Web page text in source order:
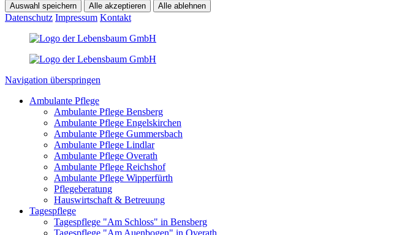
Auswahl speichern Alle akzeptieren Alle ablehnen
Datenschutz Impressum Kontakt
Navigation überspringen
Ambulante Pflege
Ambulante Pflege Bensberg
Ambulante Pflege Engelskirchen
Ambulante Pflege Gummersbach
Ambulante Pflege Lindlar
Ambulante Pflege Overath
Ambulante Pflege Reichshof
Ambulante Pflege Wipperfürth
Pflegeberatung
Hauswirtschaft & Betreuung
Tagespflege
Tagespflege "Am Schloss" in Bensberg